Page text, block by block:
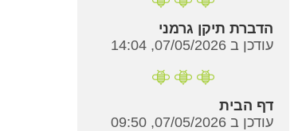
הדברת תיקן גרמני
עודכן ב 07/05/2026, 14:04
דף הבית
עודכן ב 07/05/2026, 09:50